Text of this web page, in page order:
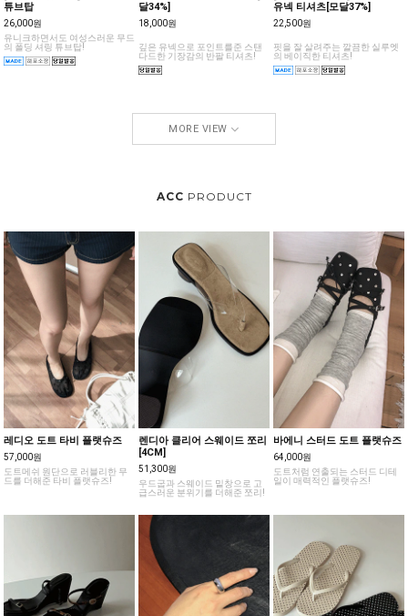
튜브탑
26,000원
유니크하면서도 여성스러운 무드
의 폴딩 셔링 튜브탑!
달34%]
18,000원
깊은 유넥으로 포인트를준 스탠
다드한 기장감의 반팔 티셔츠!
유넥 티셔츠[모달37%]
22,500원
핏을 잘 살려주는 깔끔한 실루엣
의 베이직한 티셔츠!
MORE VIEW
ACC PRODUCT
레디오 도트 타비 플랫슈즈
57,000원
도트메쉬 원단으로 러블리한 무
드를 더해준 타비 플랫슈즈!
렌디아 클리어 스웨이드 쪼리
[4CM]
51,300원
우드굽과 스웨이드 밑창으로 고
급스러운 분위기를 더해준 쪼리!
바에니 스터드 도트 플랫슈즈
64,000원
도트처럼 연출되는 스터드 디테
일이 매력적인 플랫슈즈!